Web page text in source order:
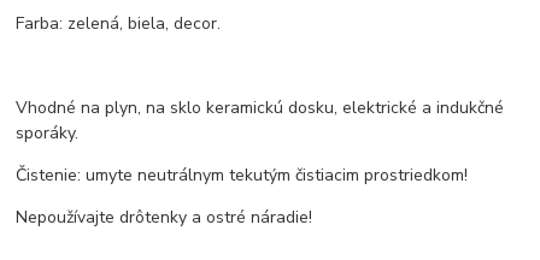
Farba: zelená, biela, decor.
Vhodné na plyn, na sklo keramickú dosku, elektrické a indukčné
sporáky.
Čistenie: umyte neutrálnym tekutým čistiacim prostriedkom!
Nepoužívajte drôtenky a ostré náradie!